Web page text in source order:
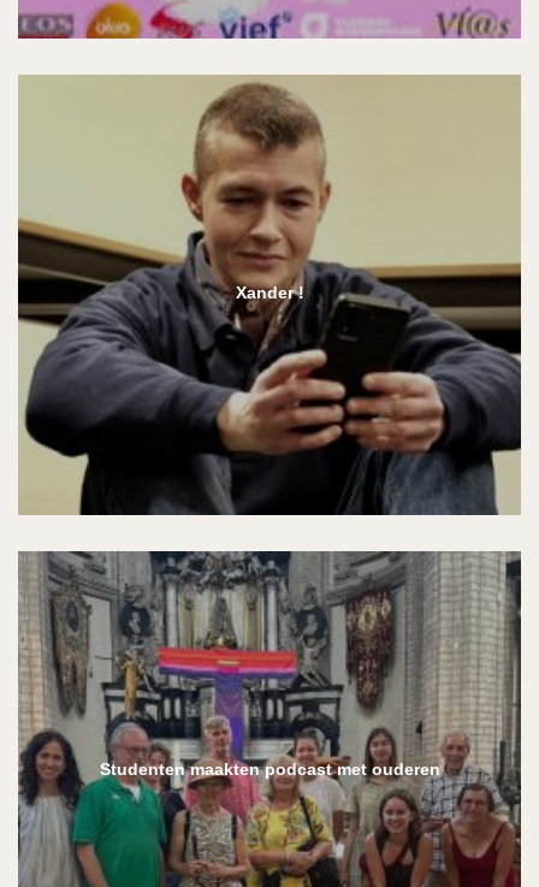
Xander !
Studenten maakten podcast met ouderen